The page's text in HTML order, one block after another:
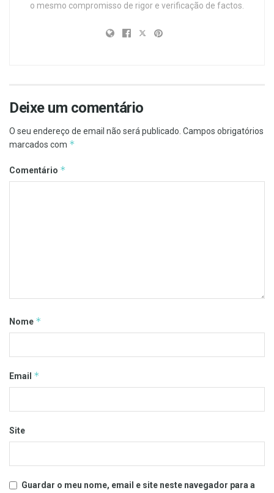
o mesmo compromisso de rigor e verificação de factos.
Deixe um comentário
O seu endereço de email não será publicado. Campos obrigatórios
marcados com *
Comentário *
Nome *
Email *
Site
Guardar o meu nome, email e site neste navegador para a